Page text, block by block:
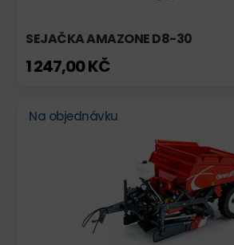
SEJAČKA AMAZONE D8-30
1 247,00 KČ
Na objednávku